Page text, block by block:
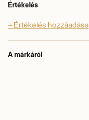
Értékelés
+ Értékelés hozzáadása
A márkáról